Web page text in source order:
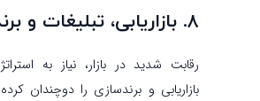
۸. بازاریابی، تبلیغات و برندسازی
رقابت شدید در بازار، نیاز به
بازاریابی و برندسازی را دوچندان